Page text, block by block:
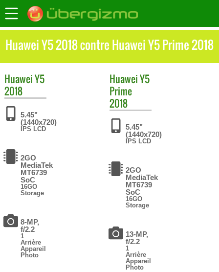
Huawei Y5 2018 contre Huawei Y5 Prime 2018
HuaweiY5
2018
5.45"
(1440x720)
IPS LCD
2GO
MediaTek
MT6739
SoC
16GO
Storage
8-MP,
f/2.2
1
Arrière
Appareil
Photo
HuaweiY5
Prime
2018
5.45"
(1440x720)
IPS LCD
2GO
MediaTek
MT6739
SoC
16GO
Storage
13-MP,
f/2.2
1
Arrière
Appareil
Photo